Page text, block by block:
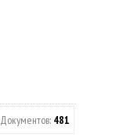
Документов: 481